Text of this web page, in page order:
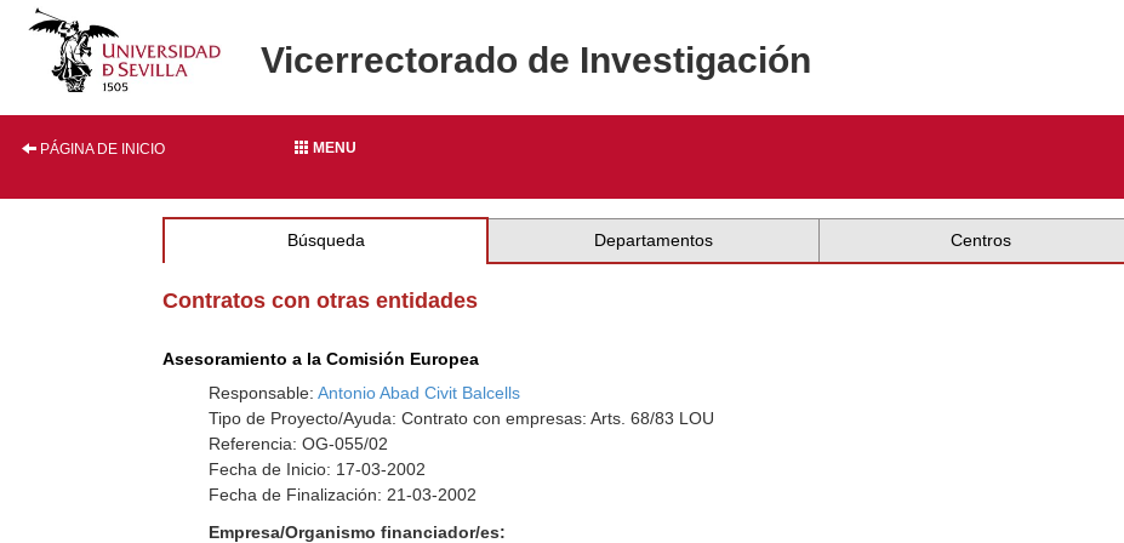
Vicerrectorado de Investigación
PÁGINA DE INICIO MENU
Búsqueda Departamentos Centros
Contratos con otras entidades
Asesoramiento a la Comisión Europea
Responsable:Antonio Abad Civit Balcells
Tipo de Proyecto/Ayuda: Contrato con empresas: Arts. 68/83 LOU
Referencia: OG-055/02
Fecha de Inicio: 17-03-2002
Fecha de Finalización: 21-03-2002
Empresa/Organismo financiador/es: